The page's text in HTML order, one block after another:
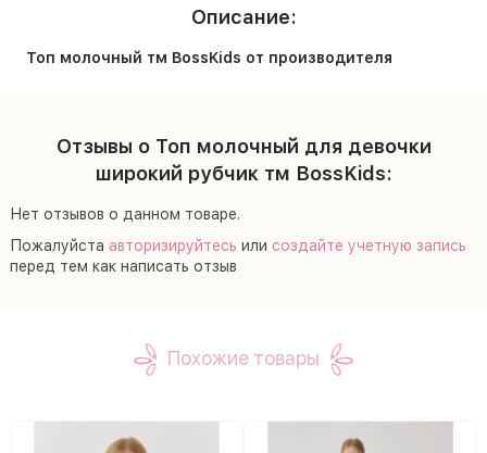
Описание:
Топ молочный тм BossKids от производителя
Отзывы о Топ молочный для девочки
широкий рубчик тм BossKids:
Нет отзывов о данном товаре.
Пожалуйста авторизируйтесь или создайте учетную запись
перед тем как написать отзыв
Похожие товары